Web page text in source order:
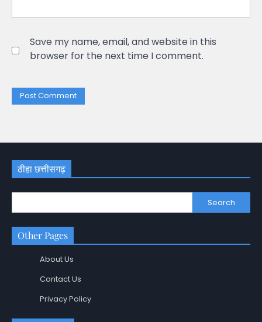
Save my name, email, and website in this
browser for the next time I comment.
ठीहा छत्तीसगढ़
Search
Other Pages
About Us
Contact Us
Privacy Policy